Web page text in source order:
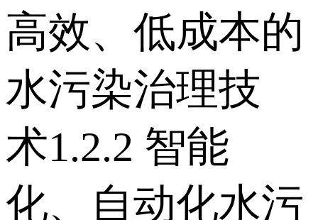
高效、低成本的
水污染治理技
术 1.2.2 智能
化、自动化水污